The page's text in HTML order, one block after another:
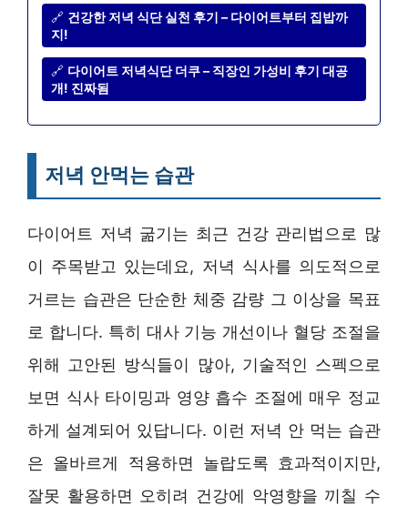
🔗 건강한 저녁 식단 실천 후기 – 다이어트부터 집밥까
지!
🔗 다이어트 저녁식단 더쿠 – 직장인 가성비 후기 대공
개! 진짜됨
저녁 안먹는 습관
다이어트 저녁 굶기는 최근 건강 관리법으로 많
이 주목받고 있는데요, 저녁 식사를 의도적으로
거르는 습관은 단순한 체중 감량 그 이상을 목표
로 합니다. 특히 대사 기능 개선이나 혈당 조절을
위해 고안된 방식들이 많아, 기술적인 스펙으로
보면 식사 타이밍과 영양 흡수 조절에 매우 정교
하게 설계되어 있답니다. 이런 저녁 안 먹는 습관
은 올바르게 적용하면 놀랍도록 효과적이지만,
잘못 활용하면 오히려 건강에 악영향을 끼칠 수